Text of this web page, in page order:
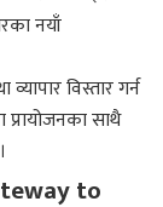
नयाँ
विस्तार गर्न
साथै
to